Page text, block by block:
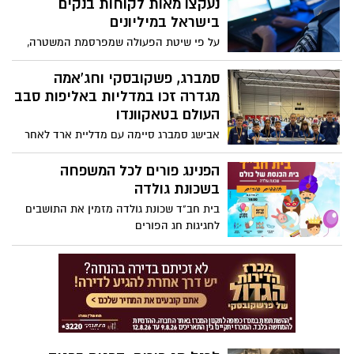
התחשבות בזולת
נעקצו מאות לקוחות בנקים
בישראל במיליונים
על פי שיטת הפעולה שמפרסמת המשטרה,
החשודים שלחו הודעות פישינג והתחזו לנציגי
הבנק ועל ידי הונאתם גרמו למאות לקוחות
בנקים מרחבי הארץ להעביר לידיהם סכומי
עתק בשווי מיליוני שקלים. היום, בהתאם
החשודים. במשטרה קוראים לציבור לנהוג
ברשת/בטלפון ונותנים דגשים בנושא
סמברג, פשקובסקי וחג'אמה
מגדרה זכו במדליות באליפות סבב
העולם בטאקוונדו
אבישג סמברג סיימה עם מדליית ארד לאחר
שלא התייצבה בחצי הגמר עקב פציעה. גם
ליפז חג'אמה תושבת גדרה זכתה במדליית
ארד. טום פשקובסקי סיים במקום השלישי
הפנינג פורים לכל המשפחה
בשכונת גולדה
בית חב"ד שכונת גולדה מזמין את התושבים
לחגיגות חג הפורים